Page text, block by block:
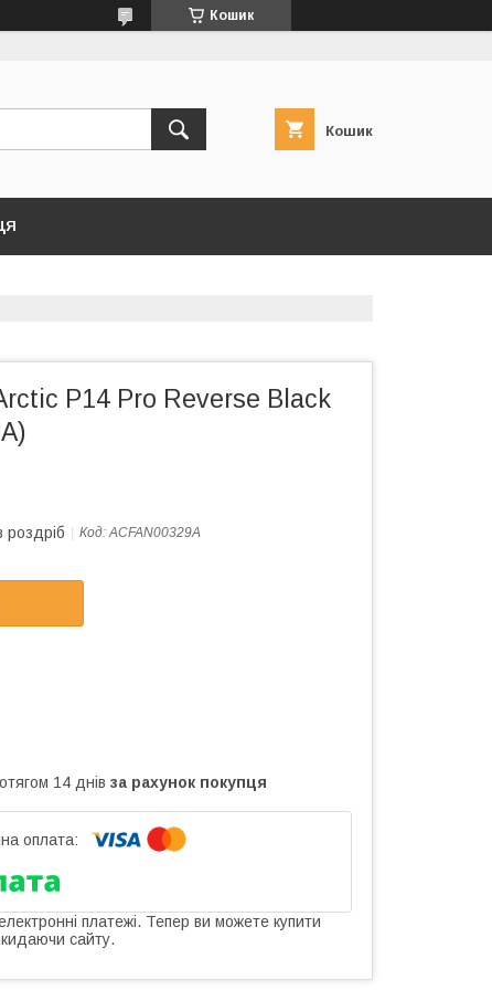
Кошик
Кошик
P14 Pro Reverse Black
роздріб Код:ACFAN00329A
14 днів за рахунок покупця
платежі. Тепер ви можете купити
сайту.